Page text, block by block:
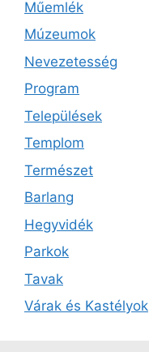
Műemlék
Múzeumok
Nevezetesség
Program
Települések
Templom
Természet
Barlang
Hegyvidék
Parkok
Tavak
Várak és Kastélyok